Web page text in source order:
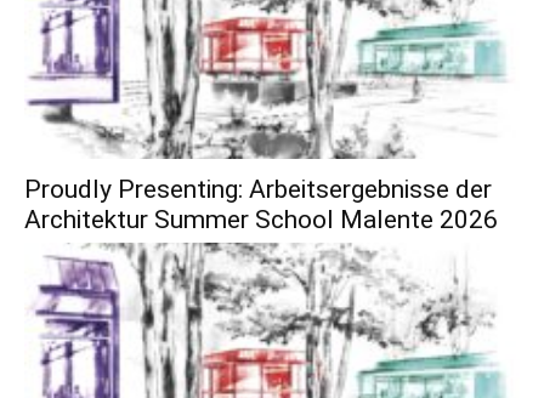
Proudly Presenting: Arbeitsergebnisse der
Architektur Summer School Malente 2026